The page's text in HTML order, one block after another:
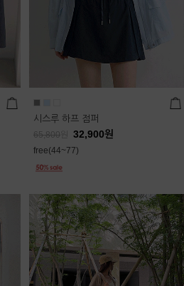
시스루 하프 점퍼
65,800 32,900원
free(44~77)